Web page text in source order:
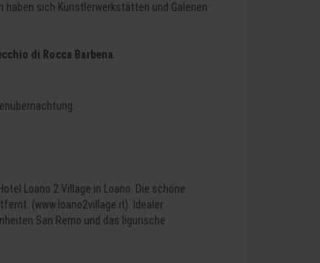
haben sich Künstlerwerkstätten und Galerien
di Rocca Barbena
Loano 2 Village in Loano. Die schöne
(www.loano2village.it). Idealer
San Remo und das ligurische